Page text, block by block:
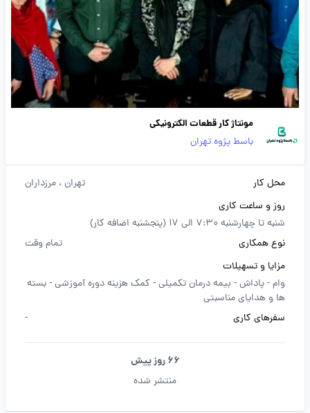
مونتاژ کار قطعات الکترونیکی
باسط پژوه تهران
محل کار تهران ، مرزداران
روز و ساعت کاری
شنبه تا چهارشنبه 7:30 الی 17 (پنجشنبه اضافه کار)
نوع همکاری
تمام وقت
مزایا و تسهیلات
وام -پاداش - بیمه درمان تکمیلی - کمک هزینه دوره آموزشی -بسته
ها و هدایای مناسبتی
سفرهای کاری
-
66 روز پیش
منتشر شده